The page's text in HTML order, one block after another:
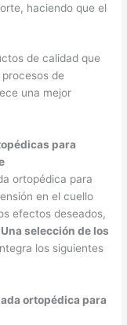
haciendo que el
de calidad que
de
una mejor
para
ortopédica para
en el cuello
efectos deseados,
Una selección de los
los siguientes
ortopédica para